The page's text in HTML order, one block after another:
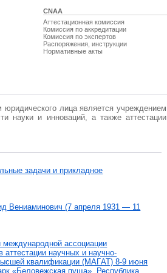
CNAA
Аттестационная комиссия
Комиссия по аккредитации
Комиссия по экспертов
Распоряжения, инструкции
Нормативные акты
лица является учреждением
науки и инноваций, а также аттестации
задачи и прикладное
Вениаминович (7 апреля 1931 — 11
ассоциации
аттестации научных и научно-
квалификации (МАГAT) 8-9 июня
«Беловежская пуща», Республика